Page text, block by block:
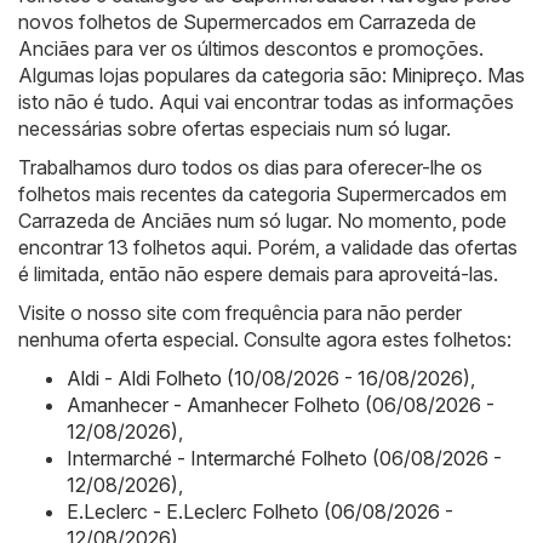
novos folhetos de Supermercados em Carrazeda de
Anciães para ver os últimos descontos e promoções.
Algumas lojas populares da categoria são: Minipreço. Mas
isto não é tudo. Aqui vai encontrar todas as informações
necessárias sobre ofertas especiais num só lugar.
Trabalhamos duro todos os dias para oferecer-lhe os
folhetos mais recentes da categoria Supermercados em
Carrazeda de Anciães num só lugar. No momento, pode
encontrar 13 folhetos aqui. Porém, a validade das ofertas
é limitada, então não espere demais para aproveitá-las.
Visite o nosso site com frequência para não perder
nenhuma oferta especial. Consulte agora estes folhetos:
Aldi - Aldi Folheto (10/08/2026 - 16/08/2026)
Amanhecer - Amanhecer Folheto (06/08/2026 -
12/08/2026)
Intermarché - Intermarché Folheto (06/08/2026 -
12/08/2026)
E.Leclerc - E.Leclerc Folheto (06/08/2026 -
12/08/2026)